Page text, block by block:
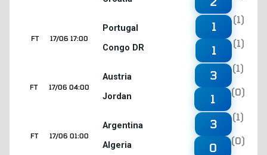
17/06 17:00
FT
Portugal
Congo DR
1
(1)
1
(1)
17/06 04:00
FT
Austria
Jordan
3
(1)
1
(0)
17/06 01:00
FT
Argentina
Algeria
3
(1)
0
(0)